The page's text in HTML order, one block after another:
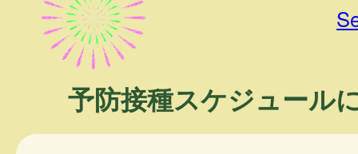
予防接種スケジュール